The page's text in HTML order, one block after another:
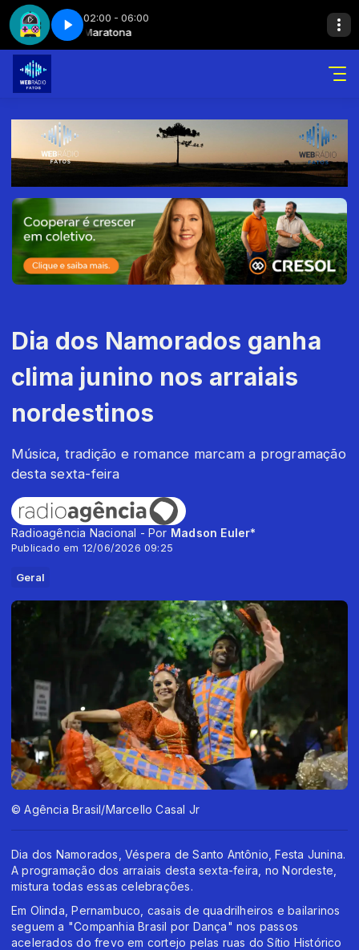
02:00 - 06:00
Maratona
Maratona - Parte 6
Dia dos Namorados ganha
clima junino nos arraiais
nordestinos
Música, tradição e romance marcam a programação
desta sexta-feira
Radioagência Nacional - Por Madson Euler*
Publicado em 12/06/2026 09:25
Geral
© Agência Brasil/Marcello Casal Jr
Dia dos Namorados, Véspera de Santo Antônio, Festa Junina.
A programação dos arraiais desta sexta-feira, no Nordeste,
mistura todas essas celebrações.
Em Olinda, Pernambuco, casais de quadrilheiros e bailarinos
seguem a "Companhia Brasil por Dança" nos passos
acelerados do frevo em cortejo pelas ruas do Sítio Histórico